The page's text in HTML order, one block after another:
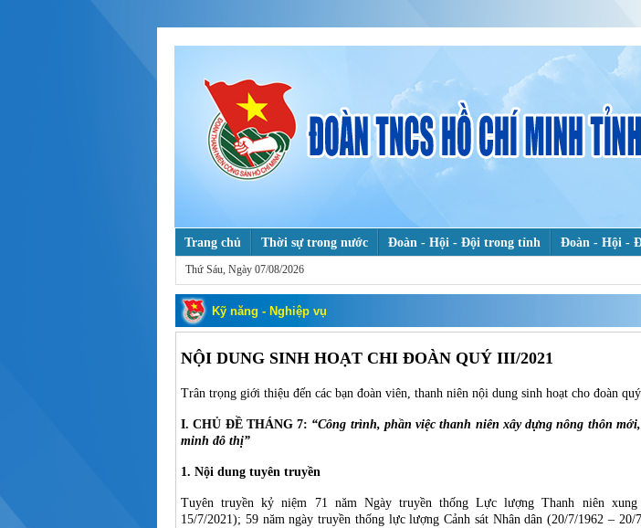
Trang chủ Thời sự trong nước Đoàn - Hội - Đội trong tỉnh Đoàn - Hội -
Tuổi trẻ với khoa học & công nghệ
Mỗi ngày một tin tốt, mỗi tuần một câu chuyện đẹp
Thứ Sáu, Ngày 07/08/2026
Kỹ năng - Nghiệp vụ
NỘI DUNG SINH HOẠT CHI ĐOÀN QUÝ III/2021
Trân trọng giới thiệu đến các bạn đoàn viên, thanh niên nội dung sinh hoạt cho đoàn
I. CHỦ ĐỀ THÁNG 7: “Công trình, phần việc thanh niên xây dựng nông thôn
minh đô thị”
1. Nội dung tuyên truyền
Tuyên truyền kỷ niệm 71 năm Ngày truyền thống Lực lượng Thanh niên xung
15/7/2021); 59 năm ngày truyền thống lực lượng Cảnh sát Nhân dân (20/7/1962 – 20/